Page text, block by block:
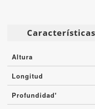
Altura
Longitud
Profundidad'